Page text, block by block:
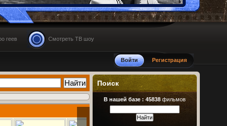
геев Смотреть ТВ шоу
Войти Регистрация
Поиск
В нашей базе : 45838 фильмов